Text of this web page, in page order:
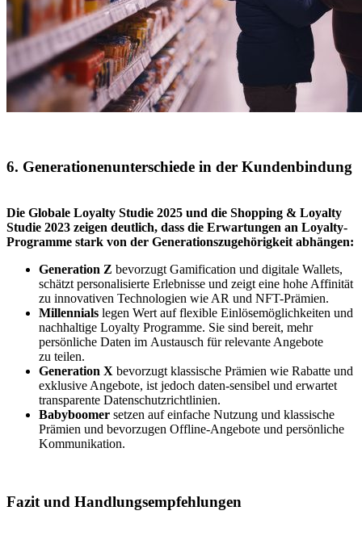
6. Generationenunterschiede in der Kundenbindung
Die Globale Loyalty Studie 2025 und die Shopping & Loyalty
Studie 2023 zeigen deutlich, dass die Erwartungen an Loyalty-
Programme stark von der Generationszugehörigkeit abhängen:
Generation Z bevorzugt Gamification und digitale Wallets,
schätzt personalisierte Erlebnisse und zeigt eine hohe Affinität
zu innovativen Technologien wie AR und NFT-Prämien.
Millennials legen Wert auf flexible Einlösemöglichkeiten und
nachhaltige Loyalty Programme. Sie sind bereit, mehr
persönliche Daten im Austausch für relevante Angebote
zu teilen.
Generation X bevorzugt klassische Prämien wie Rabatte und
exklusive Angebote, ist jedoch daten-sensibel und erwartet
transparente Datenschutzrichtlinien.
Babyboomer setzen auf einfache Nutzung und klassische
Prämien und bevorzugen Offline-Angebote und persönliche
Kommunikation.
Fazit und Handlungsempfehlungen